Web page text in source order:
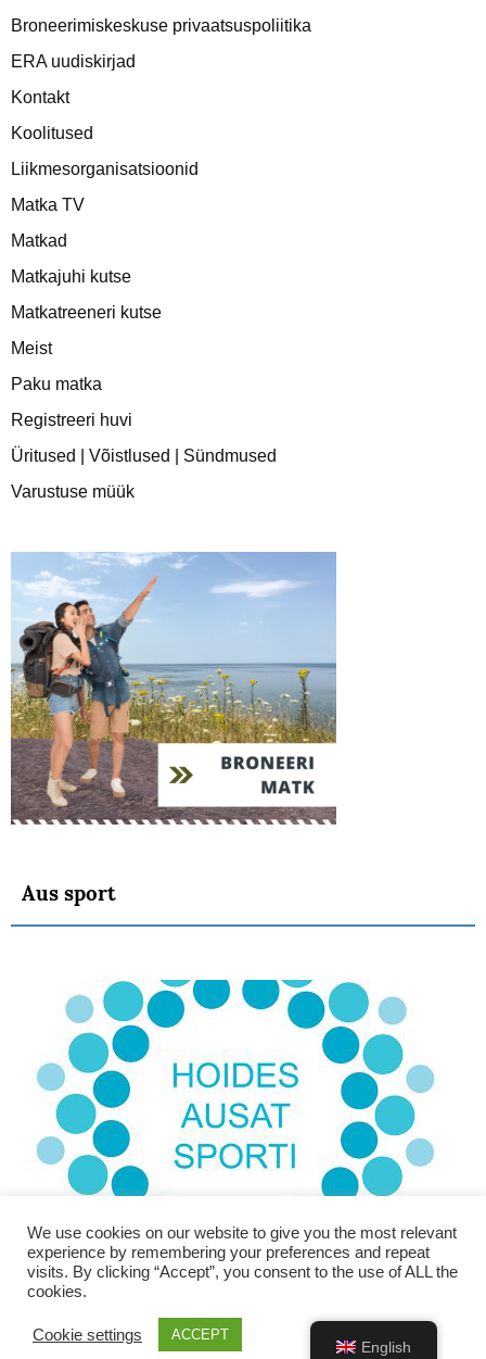
Broneerimiskeskuse privaatsuspoliitika
ERA uudiskirjad
Kontakt
Koolitused
Liikmesorganisatsioonid
Matka TV
Matkad
Matkajuhi kutse
Matkatreeneri kutse
Meist
Paku matka
Registreeri huvi
Üritused | Võistlused | Sündmused
Varustuse müük
Aus sport
We use cookies on our website to give you the most relevant
experience by remembering your preferences and repeat
visits. By clicking “Accept”, you consent to the use of ALL the
cookies.
Cookie settings ACCEPT
English